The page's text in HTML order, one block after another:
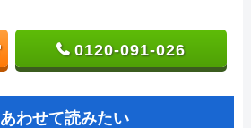
0120-091-026
あわせて読みたい